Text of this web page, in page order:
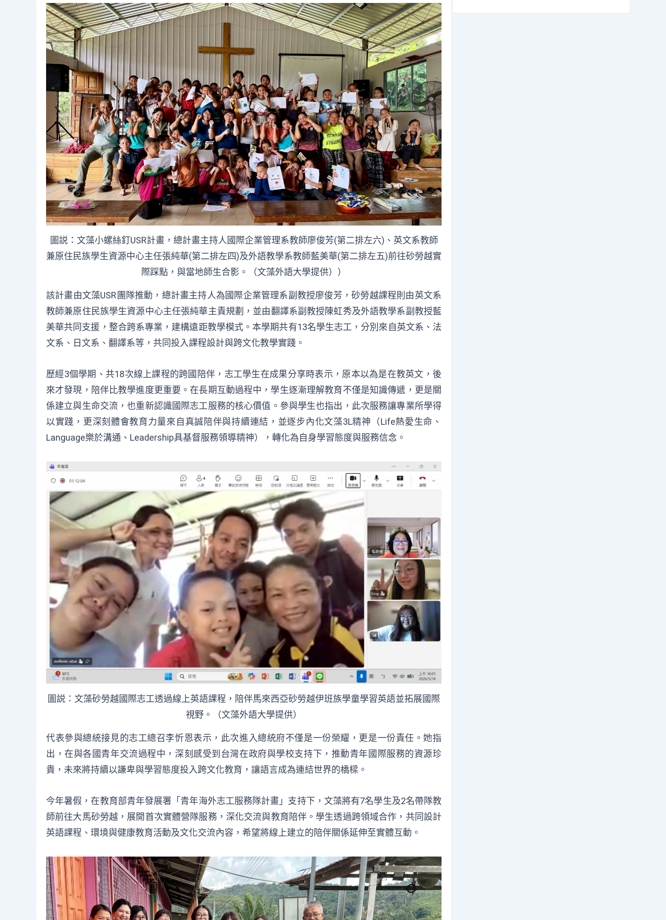
圖説：文藻小螺絲釘USR計畫，總計畫主持人國際企業管理系教師廖俊芳(第二排左六)、英文系教師
兼原住民族學生資源中心主任張純華(第二排左四)及外語教學系教師藍美華(第二排左五)前往砂勞越實
際踩點，與當地師生合影。（文藻外語大學提供））
該計畫由文藻USR 團隊推動，總計畫主持人為國際企業管理系副教授廖俊芳，砂勞越課程則 由英文系
教師兼原住民族學生資源中心主任張純華主責規劃， 並由翻譯系副教授陳虹秀及外語教學系副教授藍
美華共同支援，整合跨系專業 ， 建構遠距教學模式。本學期共有13名學生志工，分別 來自英文系、法
文系、日文系、翻譯系等，共同投入課程設計與跨文化教學實踐 。
歷經3個學期、共18次線上課程的跨國陪伴，志工學生在成果分享時表示，原本以為是在教英文，後
來才發現，陪伴比教學進度更重要。在長期互動過程中，學生逐漸理解教育不僅是知識傳遞，更是關
係建立與生命交流，也重新認識國際志工服務的核心價值。參與學生也指出，此次服務讓專業所學得
以實踐，更深刻 體會教育力量來自真誠陪伴與持續連結，並逐步內化文藻3L精神（Life熱愛生命 、
Language樂於溝通、 Leadership具基督服務領導精神），轉化為自身學習態度與服務信念。
圖説：文藻砂勞越國際志工透過線上英語課程，陪伴馬來西亞砂勞越伊班族學童學習英語並拓展國際
視野。（文藻外語大學提供）
代表參與總統接見的志工總召李忻恩表示，此次進入總統府不僅是一份榮耀，更是一份責任。她指
出 ，在與各國青年交流過程中，深刻感受到台灣在政府與學校支持下 ， 推動青年國際服務的資源珍
貴 ，未來將持續以謙卑與學習態度投入跨文化教育，讓語言成為連結世界的橋樑 。
今年暑假，在教育部青年發展署「青年海外志工服務隊計畫」 支持下 ， 文藻將有7名學生及2名帶隊教
師前往大馬砂勞越 ，展開首次實體營隊服務，深化交流與教育陪伴。學生透過跨領域合作，共同設計
英語課程、環境與健康教育活動及文化交流內容，希望將線上建立的陪伴關係延伸至實體互動。